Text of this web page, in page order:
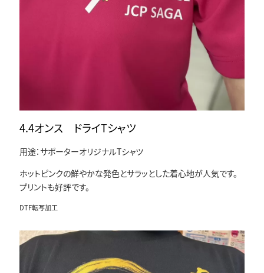
4.4オンス ドライTシャツ
用途：サポーターオリジナルTシャツ
ホットピンクの鮮やかな発色とサラッとした着心地が人気です。
プリントも好評です。
DTF転写加工